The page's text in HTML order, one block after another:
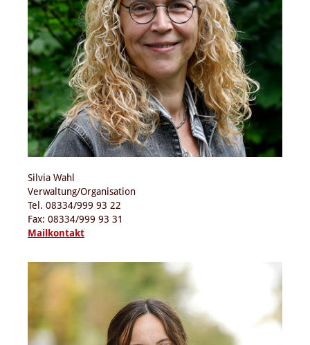
Silvia Wahl
Verwaltung/Organisation
Tel. 08334/999 93 22
Fax: 08334/999 93 31
Mailkontakt